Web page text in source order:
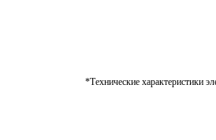
*Технические характеристики